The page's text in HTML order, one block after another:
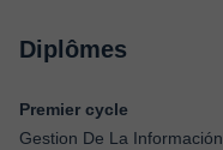
Diplômes
Premier cycle
Gestion De La Información